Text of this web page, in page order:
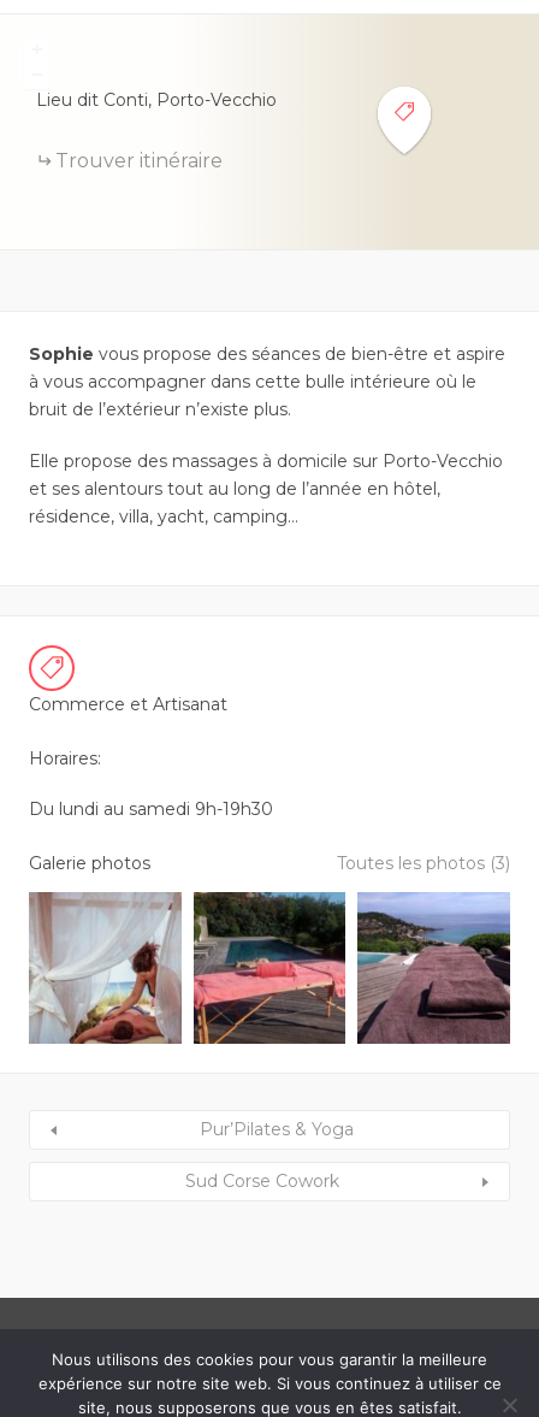
Lieu dit Conti, Porto-Vecchio
Trouver itinéraire
Sophie vous propose des séances de bien-être et aspire
à vous accompagner dans cette bulle intérieure où le
bruit de l’extérieur n’existe plus.
Elle propose des massages à domicile sur Porto-Vecchio
et ses alentours tout au long de l’année en hôtel,
résidence, villa, yacht, camping…
Commerce et Artisanat
Horaires:
Du lundi au samedi 9h-19h30
Galerie photos Toutes les photos (3)
Pur’Pilates & Yoga
Sud Corse Cowork
Copyright © 2022 Albra Pura • Designed byRSK
Mentions Légales
Nous utilisons des cookies pour vous garantir la meilleure
expérience sur notre site web. Si vous continuez à utiliser ce
site, nous supposerons que vous en êtes satisfait.